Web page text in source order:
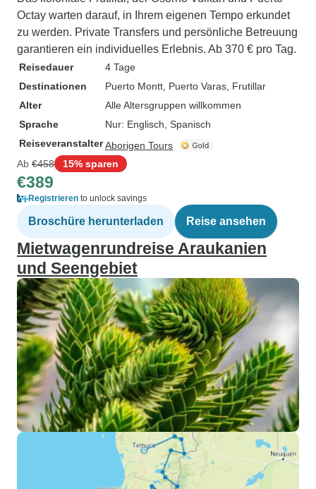
Octay warten darauf, in Ihrem eigenen Tempo erkundet
zu werden. Private Transfers und persönliche Betreuung
garantieren ein individuelles Erlebnis. Ab 370 € pro Tag.
Reisedauer
4 Tage
Destinationen
Puerto Montt , Puerto Varas , Frutillar
Alter
Alle Altersgruppen willkommen
Sprache
Nur: Englisch, Spanisch
ReiseveranstalterAborigen Tours
Ab €458 15% sparen
€389
Registrieren to unlock savings
Broschüre herunterladen Reise ansehen
Mietwagenrundreise Araukanien
und Seengebiet